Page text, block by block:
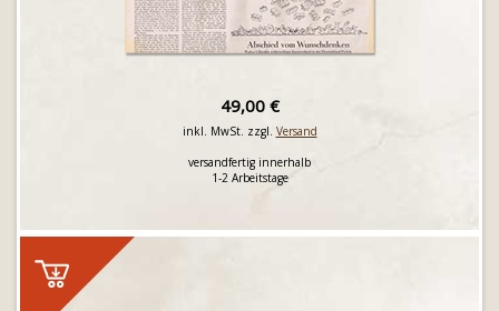
49,00 €
inkl. MwSt. zzgl. Versand
versandfertig innerhalb
1-2 Arbeitstage